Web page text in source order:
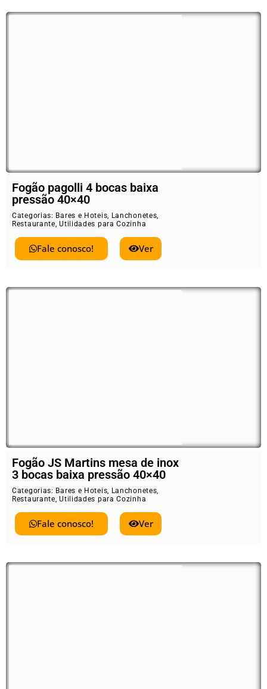
Fogão pagolli 4 bocas baixa
pressão 40×40
Categorias: Bares e Hoteis, Lanchonetes,
Restaurante,Utilidades para Cozinha
Fale conosco! Ver
Fogão JS Martins mesa de inox
3 bocas baixa pressão 40×40
Categorias: Bares e Hoteis, Lanchonetes,
Restaurante,Utilidades para Cozinha
Fale conosco! Ver